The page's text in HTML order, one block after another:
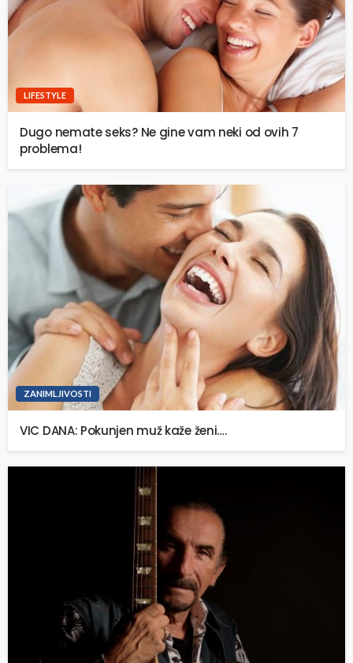
LIFESTYLE
Dugo nemate seks? Ne gine vam neki od ovih 7
problema!
ZANIMLJIVOSTI
VIC DANA: Pokunjen muž kaže ženi….